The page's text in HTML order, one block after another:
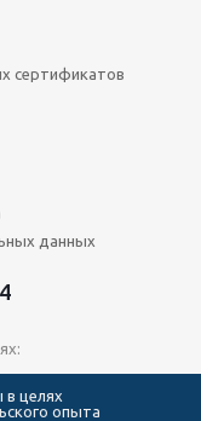
сертификатов
данных
в целях
опыта